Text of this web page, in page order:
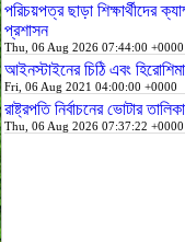
পরিচয়পত্র ছাড়া শিক্ষার্থীদের
প্রশাসন
Thu, 06 Aug 2026 07:44:00 +0000
আইনস্টাইনের চিঠি এবং হিরোশিমা
Fri, 06 Aug 2021 04:00:00 +0000
রাষ্ট্রপতি নির্বাচনের ভোটার
Thu, 06 Aug 2026 07:37:22 +0000